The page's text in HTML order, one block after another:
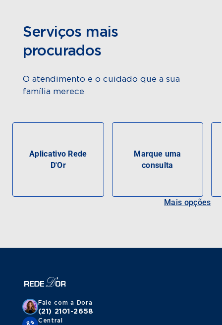
Serviços mais
procurados
O atendimento e o cuidado que a sua
família merece
Aplicativo Rede
D'Or
Marque uma
consulta
Mais opções
Fale com a Dora
(21) 2101-2658
Central